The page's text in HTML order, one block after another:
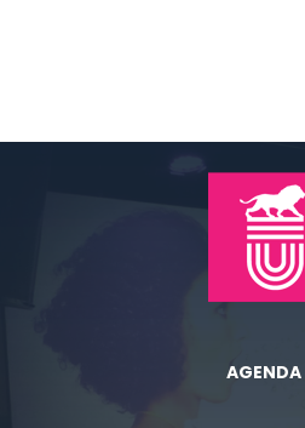
AGENDA